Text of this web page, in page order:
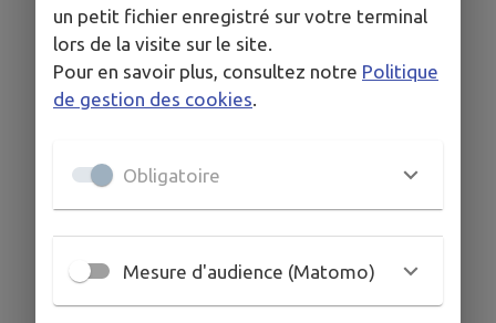
un petit fichier enregistré sur votre terminal
lors de la visite sur le site.
Pour en savoir plus, consultez notre Politique
de gestion des cookies.
Obligatoire
Mesure d'audience (Matomo)